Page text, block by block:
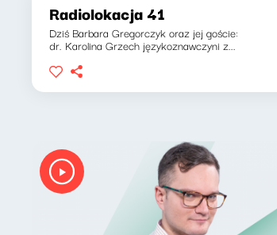
Radiolokacja 41
Dziś Barbara Gregorczyk oraz jej goście:
dr. Karolina Grzech językoznawczyni z...